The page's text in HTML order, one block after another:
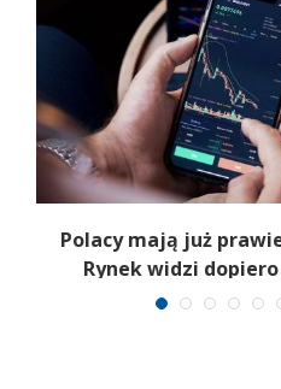
Polacy mają już
Rynek widzi